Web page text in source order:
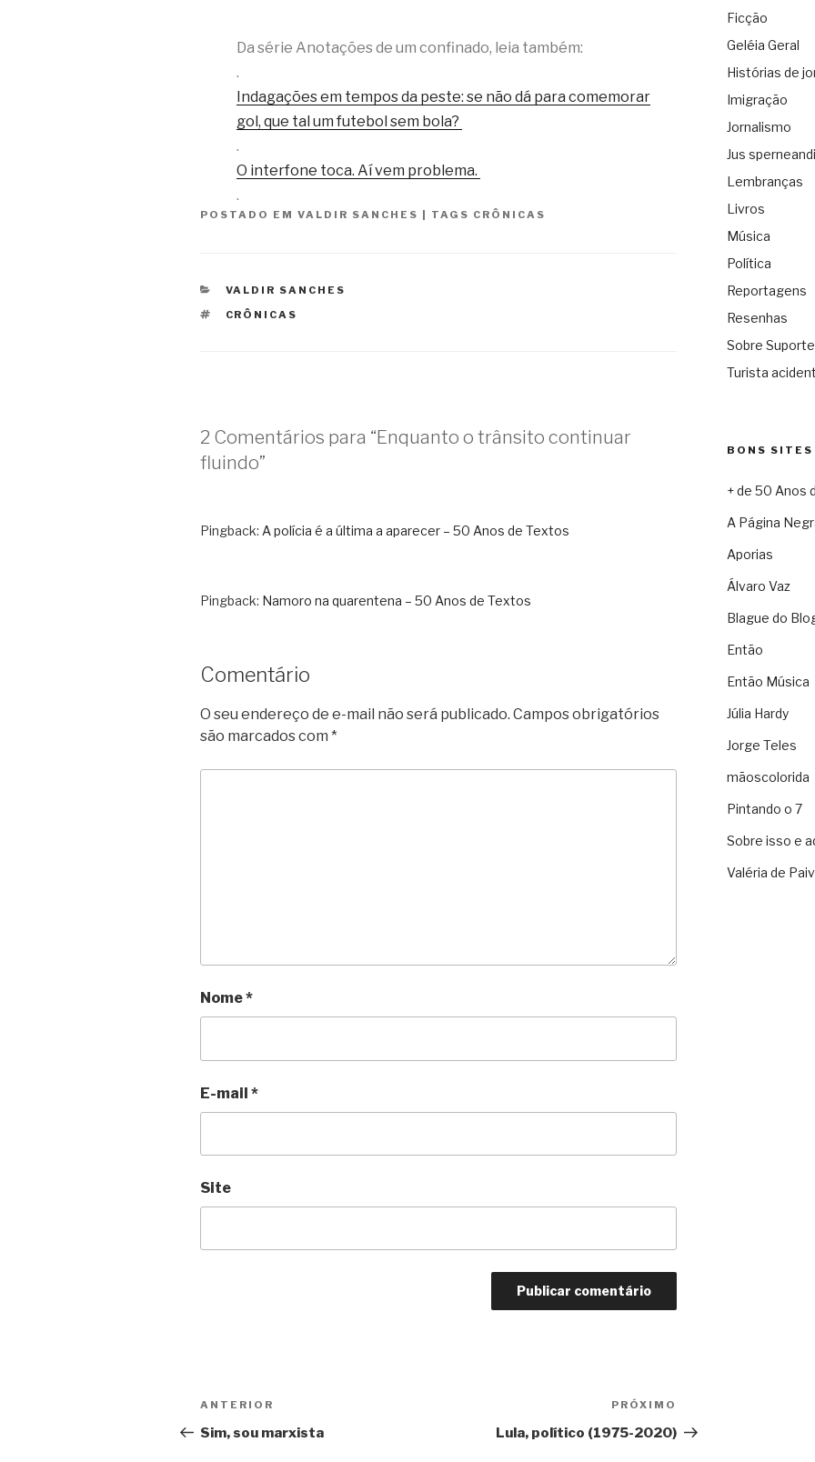
Da série Anotações de um confinado, leia também:
.
Indagações em tempos da peste: se não dá para comemorar
gol, que tal um futebol sem bola?
.
O interfone toca. Aí vem problema.
.
POSTADO EM VALDIR SANCHES | TAGS CRÔNICAS
CATEGORIAS
VALDIR SANCHES
TAGS
CRÔNICAS
2 Comentários para “Enquanto o trânsito continuar
fluindo”
Pingback: A polícia é a última a aparecer – 50 Anos de Textos
Pingback: Namoro na quarentena – 50 Anos de Textos
Comentário
O seu endereço de e-mail não será publicado. Campos obrigatórios
são marcados com *
Nome*
E-mail *
Site
Navegação
de
Anterior
ANTERIOR
Sim, sou marxista
PRÓXIMO
Lula, político (1975-2020)
Ficção
Geléia Geral
Histórias de
Imigração
Jornalismo
Jus sperneandi
Lembranças
Livros
Música
Política
Reportagens
Resenhas
Sobre
Turista
BONS SITES
+ de 50 Anos
A Página
Aporias
Álvaro Vaz
Blague do
Então
Então Música
Júlia Hardy
Jorge Teles
mãoscolorida
Pintando o 7
Sobre isso e
Valéria de